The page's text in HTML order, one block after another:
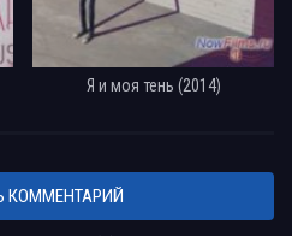
Я и моя тень (2014)
КОММЕНТАРИЙ